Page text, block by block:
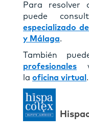
Para resolver
puede
especializado
y Málaga.
También
profesionales
la oficina virtual .